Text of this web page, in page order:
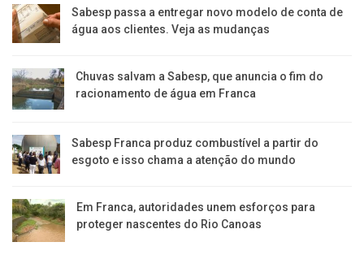
Sabesp passa a entregar novo modelo de conta de
água aos clientes. Veja as mudanças
Chuvas salvam a Sabesp, que anuncia o fim do
racionamento de água em Franca
Sabesp Franca produz combustível a partir do
esgoto e isso chama a atenção do mundo
Em Franca, autoridades unem esforços para
proteger nascentes do Rio Canoas